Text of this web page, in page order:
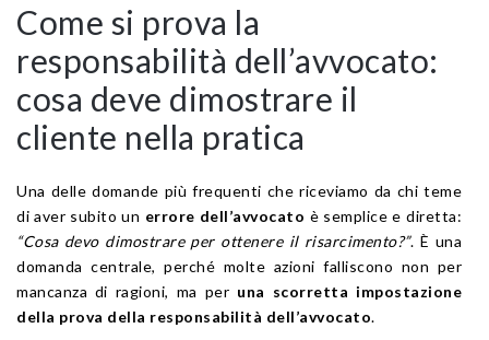
Come si prova la
responsabilità dell’avvocato:
cosa deve dimostrare il
cliente nella pratica
Una delle domande più frequenti che riceviamo da chi teme
di aver subito un errore dell’avvocato è semplice e diretta:
“Cosa devo dimostrare per ottenere il risarcimento?”. È una
domanda centrale, perché molte azioni falliscono non per
mancanza di ragioni, ma per una scorretta impostazione
della prova della responsabilità dell’avvocato.